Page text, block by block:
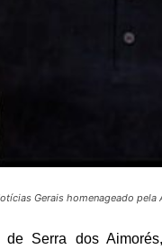
Gerais homenageado
de Serra dos